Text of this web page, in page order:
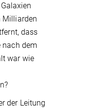
Milliarden
dass
nach dem
war wie
der Leitung